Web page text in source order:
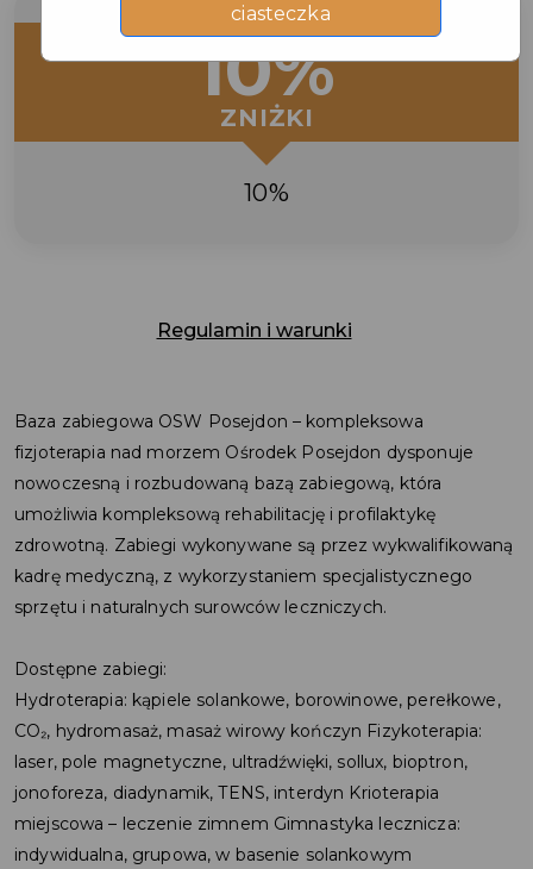
10%
ZNIŻKI
10%
Regulamin i warunki
Baza zabiegowa OSW Posejdon – kompleksowa
fizjoterapia nad morzem Ośrodek Posejdon dysponuje
nowoczesną i rozbudowaną bazą zabiegową, która
umożliwia kompleksową rehabilitację i profilaktykę
zdrowotną. Zabiegi wykonywane są przez wykwalifikowaną
kadrę medyczną, z wykorzystaniem specjalistycznego
sprzętu i naturalnych surowców leczniczych.
Dostępne zabiegi:
Hydroterapia: kąpiele solankowe, borowinowe, perełkowe,
CO₂, hydromasaż, masaż wirowy kończyn Fizykoterapia:
laser, pole magnetyczne, ultradźwięki, sollux, bioptron,
jonoforeza, diadynamik, TENS, interdyn Krioterapia
miejscowa – leczenie zimnem Gimnastyka lecznicza:
indywidualna, grupowa, w basenie solankowym
ciasteczka